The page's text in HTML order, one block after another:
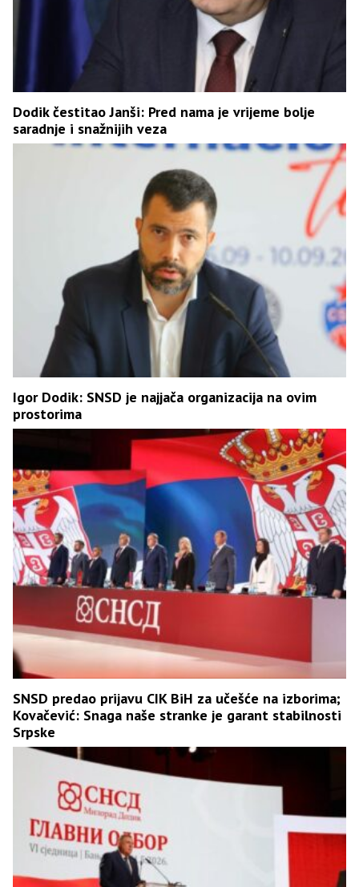
Dodik čestitao Janši: Pred nama je vrijeme bolje
saradnje i snažnijih veza
Igor Dodik: SNSD je najjača organizacija na ovim
prostorima
SNSD predao prijavu CIK BiH za učešće na izborima;
Kovačević: Snaga naše stranke je garant stabilnosti
Srpske